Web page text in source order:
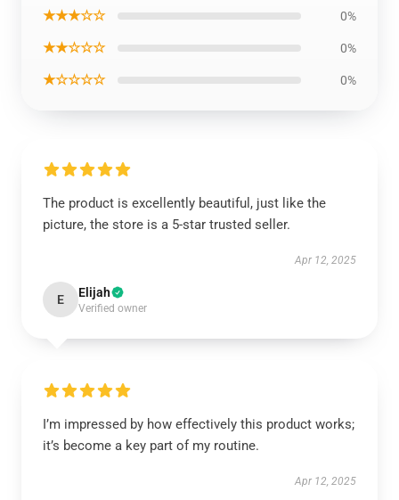
★★★☆☆ 0%
★★☆☆☆ 0%
★☆☆☆☆ 0%
The product is excellently beautiful, just like the
picture, the store is a 5-star trusted seller.
Apr 12, 2025
E Elijah
Verified owner
I’m impressed by how effectively this product works;
it’s become a key part of my routine.
Apr 12, 2025